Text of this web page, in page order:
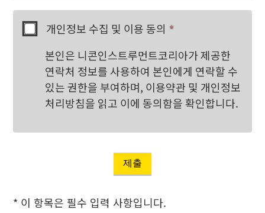
개인정보 수집 및 이용 동의 *
본인은 니콘인스트루먼트코리아가 제공한
연락처 정보를 사용하여 본인에게 연락할 수
있는 권한을 부여하며, 이용약관 및 개인정보
처리방침을 읽고 이에 동의함을 확인합니다.
제출
* 이 항목은 필수 입력 사항입니다.